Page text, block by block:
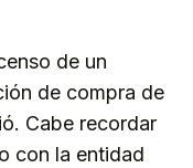
de un
de compra de
Cabe recordar
con la entidad